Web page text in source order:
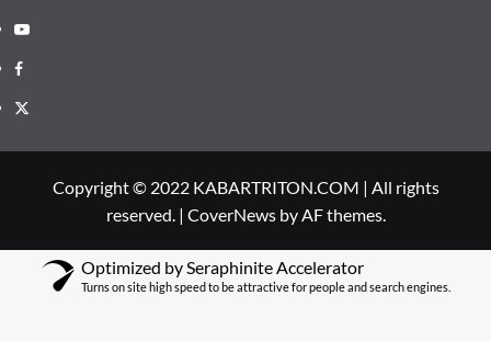
Youtube
Facebook
Twitter
Copyright © 2022 KABARTRITON.COM | All rights
reserved. | CoverNewsby AF themes.
Optimized by Seraphinite Accelerator
Turns on site high speed to be attractive for people and search engines.